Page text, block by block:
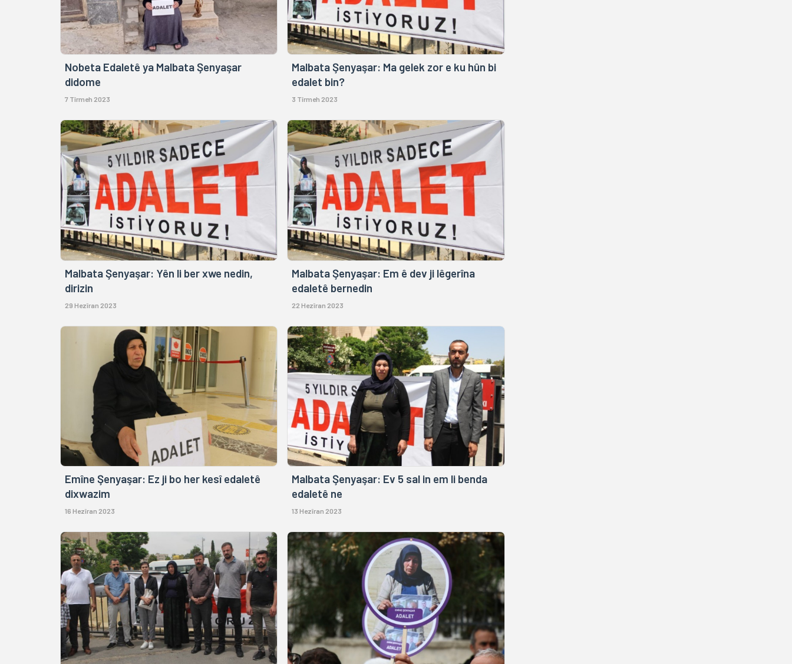
Nobeta Edaletê ya Malbata Şenyaşar
didome
7 Tîrmeh 2023
Malbata Şenyaşar: Ma gelek zor e ku hûn bi
edalet bin?
3 Tîrmeh 2023
Malbata Şenyaşar: Yên li ber xwe nedin,
dirizin
29 Hezîran 2023
Malbata Şenyaşar: Em ê dev ji lêgerîna
edaletê bernedin
22 Hezîran 2023
Emîne Şenyaşar: Ez ji bo her kesî edaletê
dixwazim
16 Hezîran 2023
Malbata Şenyaşar: Ev 5 sal in em li benda
edaletê ne
13 Hezîran 2023